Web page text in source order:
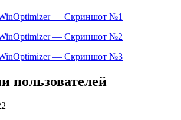
пользователей